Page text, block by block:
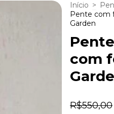
Início >
Pente com
Garden
com
R$550,00